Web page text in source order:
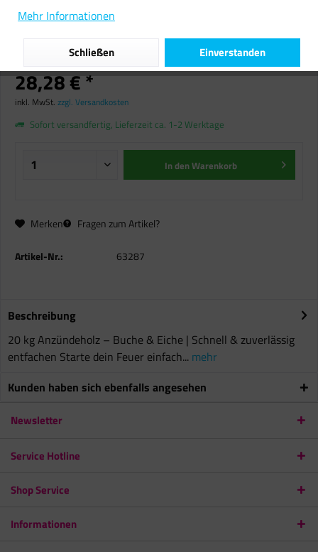
20 kg Anzündeholz – Buche &
Eiche | Schnell & zuverlässig
entfachen
28,28 € *
inkl. MwSt. zzgl. Versandkosten
Sofort versandfertig, Lieferzeit ca. 1-2 Werktage
In denWarenkorb
Merken Fragen zum Artikel?
Artikel-Nr.: 63287
Beschreibung
20 kg Anzündeholz – Buche & Eiche | Schnell & zuverlässig
entfachen Starte dein Feuer einfach... mehr
Kunden haben sich ebenfalls angesehen
Newsletter
Service Hotline
Shop Service
Informationen
Mehr Informationen
Einverstanden
Schließen